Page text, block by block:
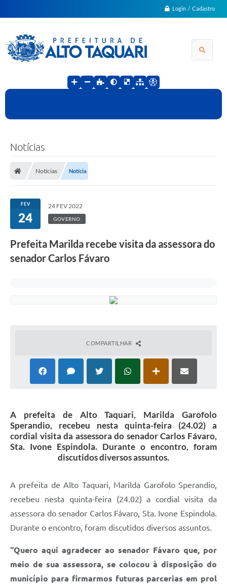
Login / Cadastro
Notícias
Notícias Notícia
FEV
24
24 FEV 2022
GOVERNO
Prefeita Marilda recebe visita da assessora do
senador Carlos Fávaro
COMPARTILHAR
A prefeita de Alto Taquari, Marilda Garofolo
Sperandio, recebeu nesta quinta-feira (24.02) a
cordial visita da assessora do senador Carlos Fávaro,
Sta. Ivone Espindola. Durante o encontro, foram
discutidos diversos assuntos.
A prefeita de Alto Taquari, Marilda Garofolo Sperandio,
recebeu nesta quinta-feira (24.02) a cordial visita da
assessora do senador Carlos Fávaro, Sta. Ivone Espindola.
Durante o encontro, foram discutidos diversos assuntos.
“Quero aqui agradecer ao senador Fávaro que, por
meio de sua assessora, se colocou à disposição do
município para firmarmos futuras parcerias em prol